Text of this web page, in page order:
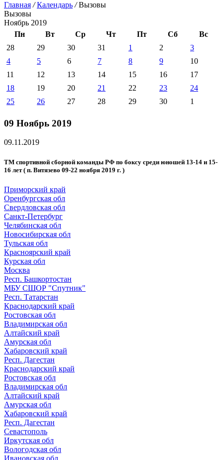
Главная / Календарь /Вызовы
Вызовы
Ноябрь 2019
Пн
Вт Ср Чт Пт Сб
Вс
28
29 30 31 1 2
3
4
5 6 7 8 9
10
11
12 13 14 15 16
17
18
19 20 21 22 23
24
25
26 27 28 29 30 1
09 Ноябрь 2019
09.11.2019
ТМ спортивной сборной команды РФ по боксу среди юношей 13-14 и 15-
16 лет ( п. Витязево 09-22 ноября 2019 г. )
Приморский край
Оренбургская обл
Свердловская обл
Санкт-Петербург
Челябинская обл
Новосибирская обл
Тульская обл
Красноярский край
Курская обл
Москва
Респ. Башкортостан
МБУ СШОР "Спутник"
Респ. Татарстан
Краснодарский край
Ростовская обл
Владимирская обл
Алтайский край
Амурская обл
Хабаровский край
Респ. Дагестан
Краснодарский край
Ростовская обл
Владимирская обл
Алтайский край
Амурская обл
Хабаровский край
Респ. Дагестан
Севастополь
Иркутская обл
Вологодская обл
Ивановская обл